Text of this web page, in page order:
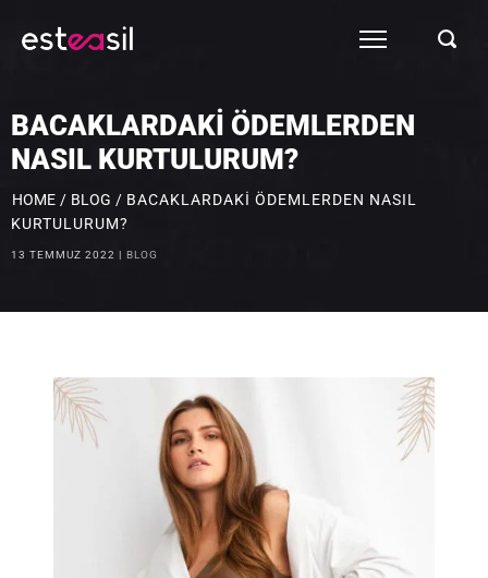
BACAKLARDAKI ÖDEMLERDEN
NASIL KURTULURUM?
HOME / BLOG / BACAKLARDAKI ÖDEMLERDEN NASIL
KURTULURUM?
13 TEMMUZ 2022 BLOG